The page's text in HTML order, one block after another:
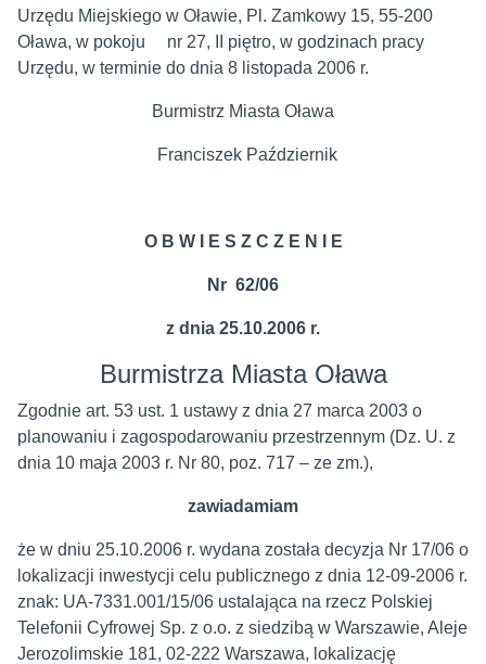
Urzędu Miejskiego w Oławie, Pl. Zamkowy 15, 55-200
Oława, w pokoju nr 27, II piętro, w godzinach pracy
Urzędu, w terminie do dnia 8 listopada 2006 r.
Burmistrz Miasta Oława
Franciszek Październik
O B W I E S Z C Z E N I E
Nr 62/06
z dnia 25.10.2006 r.
Burmistrza Miasta Oława
Zgodnie art. 53 ust. 1 ustawy z dnia 27 marca 2003 o
planowaniu i zagospodarowaniu przestrzennym (Dz. U. z
dnia 10 maja 2003 r. Nr 80, poz. 717 – ze zm.),
zawiadamiam
że w dniu 25.10.2006 r. wydana została decyzja Nr 17/06 o
lokalizacji inwestycji celu publicznego z dnia 12-09-2006 r.
znak: UA-7331.001/15/06 ustalająca na rzecz Polskiej
Telefonii Cyfrowej Sp. z o.o. z siedzibą w Warszawie, Aleje
Jerozolimskie 181, 02-222 Warszawa, lokalizację